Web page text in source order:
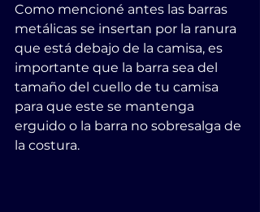
Como mencioné antes las barras
metálicas se insertan por la ranura
que está debajo de la camisa, es
importante que la barra sea del
tamaño del cuello de tu camisa
para que este se mantenga
erguido o la barra no sobresalga de
la costura.